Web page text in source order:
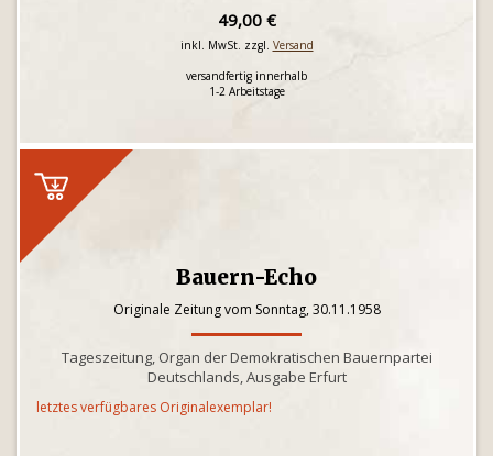
49,00 €
inkl. MwSt. zzgl. Versand
versandfertig innerhalb
1-2 Arbeitstage
Bauern-Echo
Originale Zeitung vom Sonntag, 30.11.1958
Tageszeitung, Organ der Demokratischen Bauernpartei
Deutschlands, Ausgabe Erfurt
letztes verfügbares Originalexemplar!